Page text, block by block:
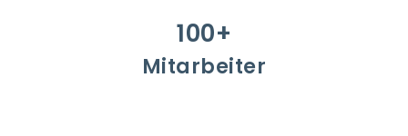
Mitarbeiter
100+